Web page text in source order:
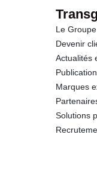
Protéines
Sel
Le Groupe
Devenir
Actualités
Marques
Solutions